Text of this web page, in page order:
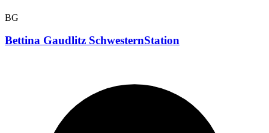
BG
Bettina Gaudlitz SchwesternStation